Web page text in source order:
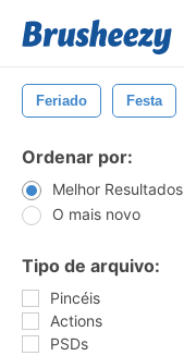
Feriado Festa
Ordenar por:
Melhor Resultados
O mais novo
Tipo de arquivo:
Pincéis
Actions
PSDs